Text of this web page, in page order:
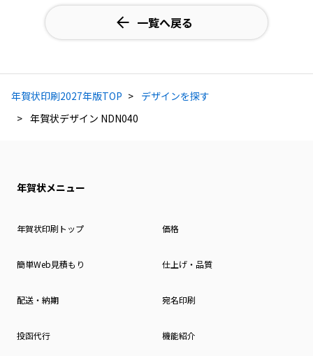
一覧へ戻る
年賀状印刷2027年版TOP
デザインを探す
年賀状デザイン NDN040
年賀状メニュー
年賀状印刷トップ 価格
簡単Web見積もり 仕上げ・品質
配送・納期 宛名印刷
投函代行 機能紹介